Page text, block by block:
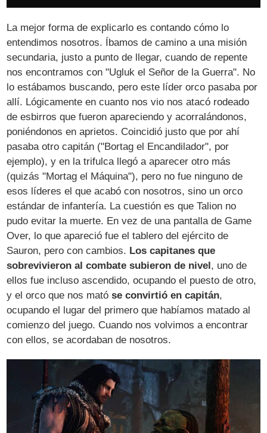
La mejor forma de explicarlo es contando cómo lo
entendimos nosotros. Íbamos de camino a una misión
secundaria, justo a punto de llegar, cuando de repente
nos encontramos con "Ugluk el Señor de la Guerra". No
lo estábamos buscando, pero este líder orco pasaba por
allí. Lógicamente en cuanto nos vio nos atacó rodeado
de esbirros que fueron apareciendo y acorralándonos,
poniéndonos en aprietos. Coincidió justo que por ahí
pasaba otro capitán ("Bortag el Encandilador", por
ejemplo), y en la trifulca llegó a aparecer otro más
(quizás "Mortag el Máquina"), pero no fue ninguno de
esos líderes el que acabó con nosotros, sino un orco
estándar de infantería. La cuestión es que Talion no
pudo evitar la muerte. En vez de una pantalla de Game
Over, lo que apareció fue el tablero del ejército de
Sauron, pero con cambios. Los capitanes que
sobrevivieron al combate subieron de nivel, uno de
ellos fue incluso ascendido, ocupando el puesto de otro,
y el orco que nos matóse convirtió en capitán,
ocupando el lugar del primero que habíamos matado al
comienzo del juego. Cuando nos volvimos a encontrar
con ellos, se acordaban de nosotros.